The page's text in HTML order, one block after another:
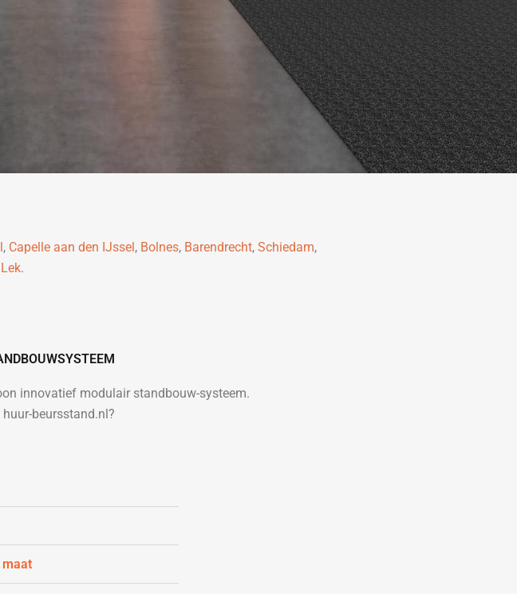
, Capelle aan den IJssel , Bolnes, Barendrecht, Schiedam,
.
innovatief modulair standbouw-systeem.
beursstand.nl?
maat